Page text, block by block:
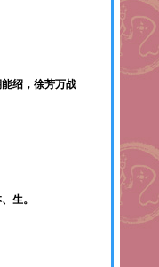
绍，徐芳万战
、生。